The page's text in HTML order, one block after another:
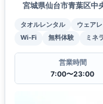
宮城県仙台市青葉区
タオルレンタル ウェア
Wi-Fi
無料体験 ミネ
営業時間
7:00〜23:00